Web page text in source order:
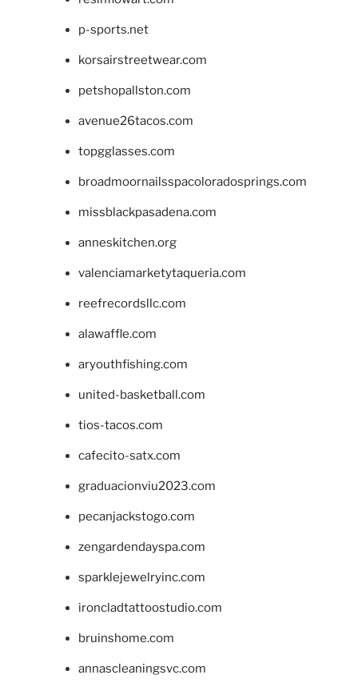
p-sports.net
korsairstreetwear.com
petshopallston.com
avenue26tacos.com
topgglasses.com
broadmoornailsspacoloradosprings.com
missblackpasadena.com
anneskitchen.org
valenciamarketytaqueria.com
reefrecordsllc.com
alawaffle.com
aryouthfishing.com
united-basketball.com
tios-tacos.com
cafecito-satx.com
graduacionviu2023.com
pecanjackstogo.com
zengardendayspa.com
sparklejewelryinc.com
ironcladtattoostudio.com
bruinshome.com
annascleaningsvc.com